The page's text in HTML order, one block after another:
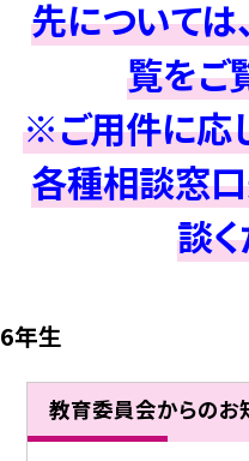
先については
覧をご
※ご用件に応
各種相談窓口
談く
6年生
教育委員会からのお